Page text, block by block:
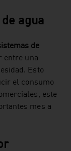
agua
de
entre una
Esto
el consumo
este
mes a